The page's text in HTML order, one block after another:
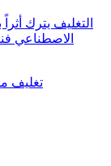
التغليف يترك
الاصطناعي
تغليف